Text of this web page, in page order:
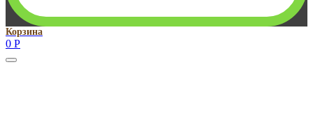
Корзина
0 Р